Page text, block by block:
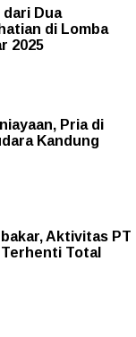
dari Dua
di Lomba
2025
Pria di
Kandung
Aktivitas PT
Total